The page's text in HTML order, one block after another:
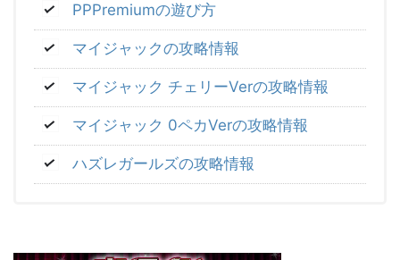
PPPremiumの遊び方
マイジャックの攻略情報
マイジャック チェリーVerの攻略情報
マイジャック 0ペカVerの攻略情報
ハズレガールズの攻略情報